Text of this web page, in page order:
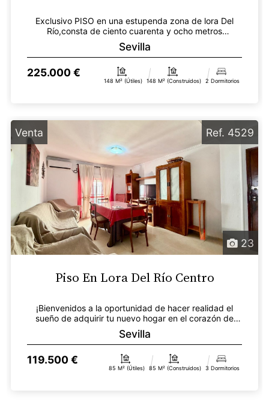
Exclusivo PISO en una estupenda zona de lora Del
Río,consta de ciento cuarenta y ocho metros
cuadrados re...
Sevilla
225.000 €
148 M² (útiles) 148 M² (construidos) 2 Dormitorios
Venta
23
Ref. 4529
Piso En Lora Del Río Centro
¡Bienvenidos a la oportunidad de hacer realidad el
sueño de adquirir tu nuevo hogar en el corazón de
Lora...
Sevilla
119.500 €
85 M² (útiles) 85 M² (construidos) 3 Dormitorios